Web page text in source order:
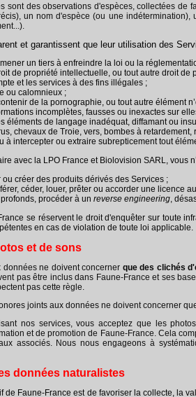
sont des observations d'espèces, collectées de
un nom d'espèce (ou une
et garantissent que leur utilisation des
un tiers à enfreindre la loi ou la
de propriété intellectuelle, ou tout autre droit
et les services à des fins illégales ;
ou calomnieux ;
de la pornographie, ou tout autre élément
incomplètes, fausses ou inexactes sur
éléments de langage inadéquat, diffamant ou
chevaux de Troie, vers, bombes à
à intercepter ou extraire subrepticement tout
avec la LPO France et Biolovision SARL, vous
ou créer des produits dérivés des Services ;
céder, louer, prêter ou accorder une licence
procéder à un reverse engineering,
se réservent le droit d'enquêter sur toute
en cas de violation de toute loi applicable.
et de sons
données ne doivent concerner que des clichés
pas être inclus dans Faune-France et ses
pas cette règle.
joints aux données ne doivent concerner
nos services, vous acceptez que les
et de promotion de Faune-France. Cela
associés. Nous nous engageons à
données naturalistes
de Faune-France est de favoriser la collecte, la